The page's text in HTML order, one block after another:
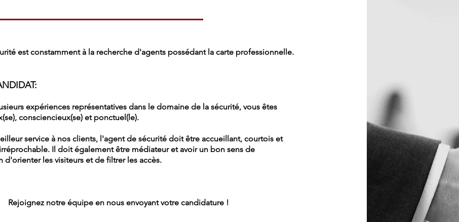
est constamment à la recherche d'agents possédant la carte professionnelle.
expériences représentatives dans le domaine de la sécurité, vous êtes
consciencieux(se) et ponctuel(le).
service à nos clients, l'agent de sécurité doit être accueillant, courtois et
Il doit également être médiateur et avoir un bon sens de
d'orienter les visiteurs et de filtrer les accès.
Rejoignez notre équipe en nous envoyant votre candidature !